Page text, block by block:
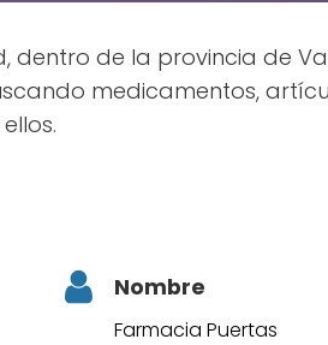
dentro de la provincia de
medicamentos,
Nombre
Farmacia Puertas